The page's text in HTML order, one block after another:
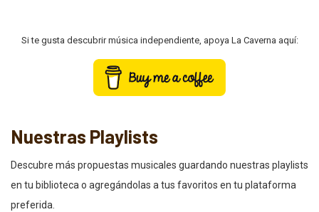
Si te gusta descubrir música independiente, apoya La Caverna aquí:
Nuestras Playlists
Descubre más propuestas musicales guardando nuestras playlists
en tu biblioteca o agregándolas a tus favoritos en tu plataforma
preferida.